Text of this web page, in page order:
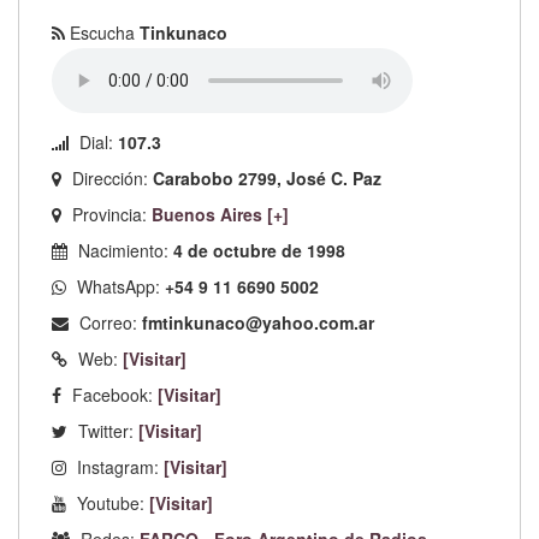
Escucha Tinkunaco
Dial: 107.3
Dirección: Carabobo 2799, José C. Paz
Provincia: Buenos Aires [+]
Nacimiento: 4 de octubre de 1998
WhatsApp: +54 9 11 6690 5002
Correo: fmtinkunaco@yahoo.com.ar
Web: [Visitar]
Facebook: [Visitar]
Twitter: [Visitar]
Instagram: [Visitar]
Youtube: [Visitar]